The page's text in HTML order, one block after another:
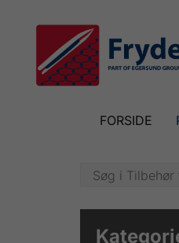
FORSIDE